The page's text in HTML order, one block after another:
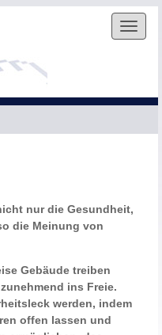
Toggle
nur die Gesundheit,
die Meinung von
Gebäude treiben
ins Freie.
werden, indem
offen lassen und